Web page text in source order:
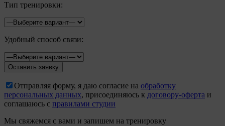
Тип тренировки:
Удобный способ связи:
Отправляя форму, я даю согласие на обработку
персональных данных, присоединяюсь к договору-оферта и
соглашаюсь с правилами студии
Мы свяжемся с вами и запишем на тренировку